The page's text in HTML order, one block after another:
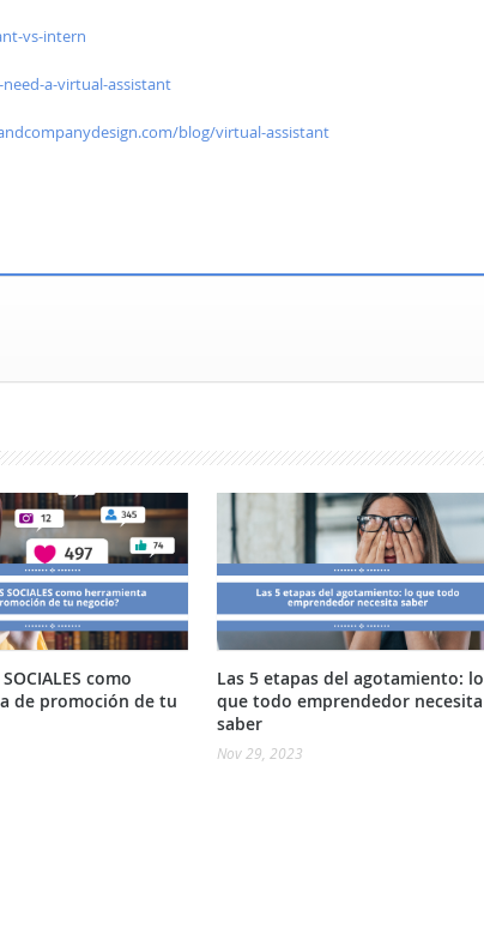
vs-intern
a-virtual-assistant
blog/virtual-assistant
SOCIALES como
de promoción de tu
Las 5 etapas del agotamiento: lo
que todo emprendedor necesita
saber
Nov 29, 2023